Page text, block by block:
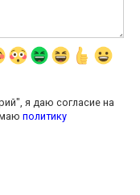
я даю согласие на
политику